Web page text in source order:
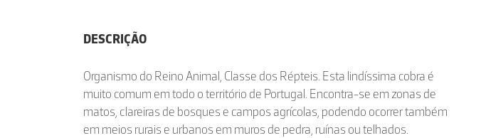
DESCRIÇÃO
Organismo do Reino Animal, Classe dos Répteis. Esta lindíssima cobra é
muito comum em todo o território de Portugal. Encontra-se em zonas de
matos, clareiras de bosques e campos agrícolas, podendo ocorrer também
em meios rurais e urbanos em muros de pedra, ruínas ou telhados.